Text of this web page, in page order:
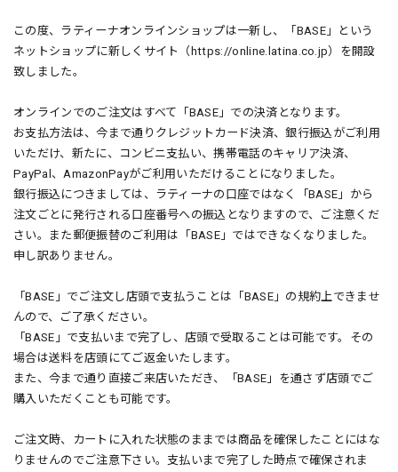
この度、ラティーナオンラインショップは一新し、「BASE」という
ネットショップに新しくサイト（https://online.latina.co.jp）を開設
致しました。
オンラインでのご注文はすべて「BASE」での決済となります。
お支払方法は、今まで通りクレジットカード決済、銀行振込がご利用
いただけ、新たに、コンビニ支払い、携帯電話のキャリア決済、
PayPal、AmazonPayがご利用いただけることになりました。
銀行振込につきましては、ラティーナの口座ではなく「BASE」から
注文ごとに発行される口座番号への振込となりますので、ご注意くだ
さい。また郵便振替のご利用は「BASE」ではできなくなりました。
申し訳ありません。
「BASE」でご注文し店頭で支払うことは「BASE」の規約上できませ
んので、ご了承ください。
「BASE」で支払いまで完了し、店頭で受取ることは可能です。その
場合は送料を店頭にてご返金いたします。
また、今まで通り直接ご来店いただき、「BASE」を通さず店頭でご
購入いただくことも可能です。
ご注文時、カートに入れた状態のままでは商品を確保したことにはな
りませんのでご注意下さい。支払いまで完了した時点で確保されま